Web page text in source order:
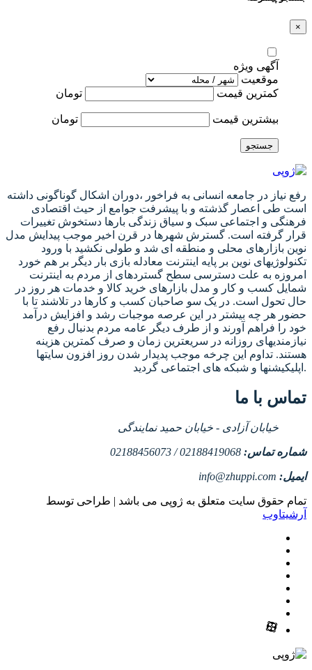
×
آگهی ویژه
موقعیت
کمترین قیمت
تومان
بیشترین قیمت تومان
جستجو
رفع نیاز در جامعه انسانی به فراخور ،دوران اشکال گوناگونی داشته
است طی اعصار گذشته و با پیشرفت جوامع از حیث اقتصادی
فرهنگی و اجتماعی سبک و سیاق زندگی بارها دستخوش تغییرات
قرار گرفته است. گسترش شهرها در قرن اخیر موجب پیدایش مدل
نوین بازارهای محلی و منطقه ای شد و طولی نکشید با ورود
تکنولوژیهای نوین بر پایه اینترنت معادله بازی بار دیگر بر هم خورد
امروزه به علت دسترسی سطح گستردهای از مردم به اینترنت
شمایل کسب و کار و مدل بازارهای خرید کالا و خدمات هر روز در
حال تحول است. در یک سو صاحبان کسب و کارها در تلاشند تا با
حضور هر چه بیشتر در این عرصه موجبات رشد و افزایش درآمد
خود را فراهم آورند و از طرف دیگر عامه مردم بدنبال رفع
نیازمندیهای روزانه در سریعترین زمان و صرف کمترین هزینه
هستند. تداوم این چرخه موجب پدیدار شدن روز افزون سایتها
اپلیکیشنها و شبکه های اجتماعی گردید.
تماس با ما
خیابان آزادی - خیابان حمید نمایندگی
شماره تماس: 02188419068 / 02188456073
ایمیل: info@zhuppi.com
تمام حقوق سایت متعلق به ژوپی می باشد | طراحی توسط
آرشیتاوب